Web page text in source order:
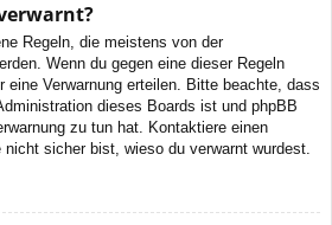
Regeln, die meistens von der
Wenn du gegen eine dieser Regeln
Verwarnung erteilen. Bitte beachte, dass
dieses Boards ist und phpBB
zu tun hat. Kontaktiere einen
sicher bist, wieso du verwarnt wurdest.